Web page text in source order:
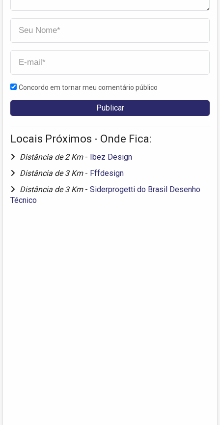
Concordo em tornar meu comentário público
Locais Próximos - Onde Fica:
Distância de 2 Km - Ibez Design
Distância de 3 Km - Fffdesign
Distância de 3 Km - Siderprogetti do Brasil Desenho
Técnico